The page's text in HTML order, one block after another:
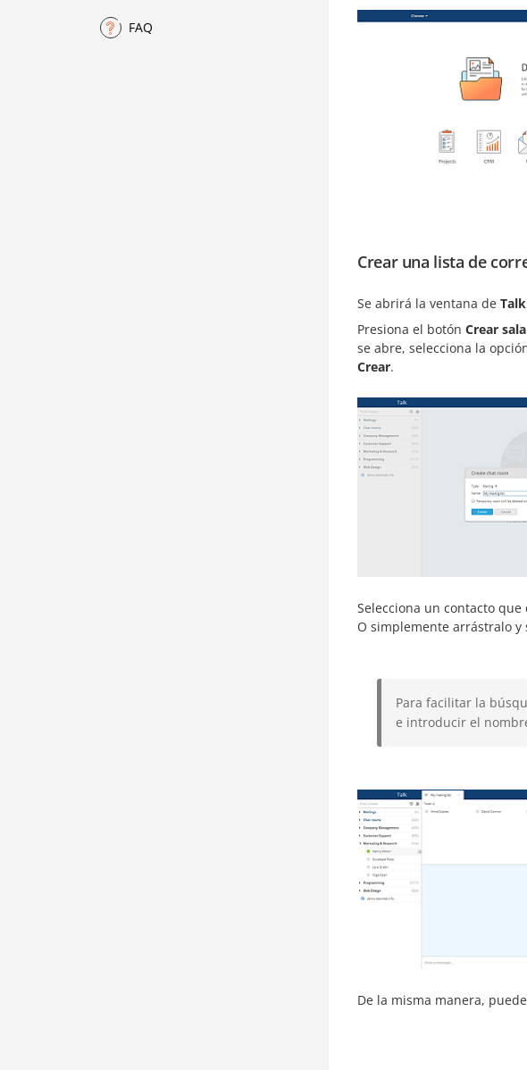
FAQ
Crear una lista de
Se abrirá la ventana de Talk
Presiona el botón Crear
se abre, selecciona la
Crear.
Selecciona un contacto
O simplemente arrástralo
Para facilitar la
e introducir el
De la misma manera,